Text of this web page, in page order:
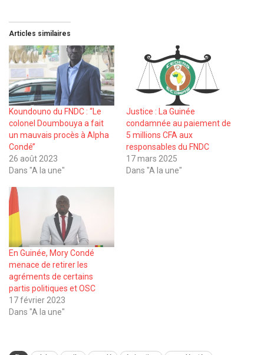
Articles similaires
Koundouno du FNDC : ‘‘Le
colonel Doumbouya a fait
un mauvais procès à Alpha
Condé’’
26 août 2023
Dans "A la une"
Justice : La Guinée
condamnée au paiement de
5 millions CFA aux
responsables du FNDC
17 mars 2025
Dans "A la une"
En Guinée, Mory Condé
menace de retirer les
agréments de certains
partis politiques et OSC
17 février 2023
Dans "A la une"